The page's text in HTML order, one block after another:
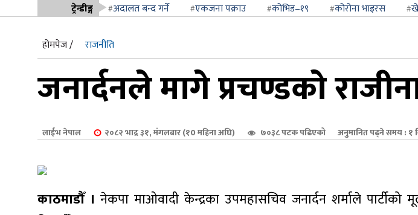
ट्रेन्डीङ्ग अदालत बन्द गर्ने एकजना पक्राउ कोभिड–१९ कोरोना भाइरस
होमपेज /
राजनीति
जनार्दनले मागे प्रचण्डको
लाईभ नेपाल २०८२ भाद्र ३१, मंगलबार (१0 महिना अघि) ७०३८ पटक पढिएको अनुमानित पढ्ने समय : १
काठमाडौँ । नेकपा माओवादी केन्द्रका उपमहासचिव जनार्दन शर्माले पार्टीको